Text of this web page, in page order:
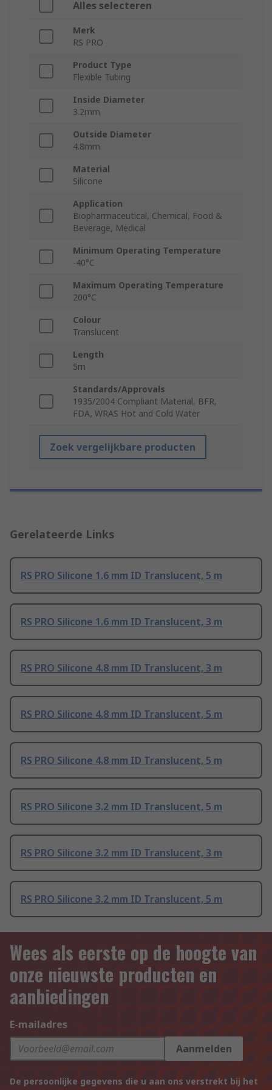
Alles selecteren
Merk
RS PRO
Product Type
Flexible Tubing
Inside Diameter
3.2mm
Outside Diameter
4.8mm
Material
Silicone
Application
Biopharmaceutical, Chemical, Food &
Beverage, Medical
Minimum Operating Temperature
-40°C
Maximum Operating Temperature
200°C
Colour
Translucent
Length
5m
Standards/Approvals
1935/2004 Compliant Material, BFR,
FDA, WRAS Hot and Cold Water
Zoek vergelijkbare producten
Gerelateerde Links
RS PRO Silicone 1.6 mm ID Translucent, 5 m
RS PRO Silicone 1.6 mm ID Translucent, 3 m
RS PRO Silicone 4.8 mm ID Translucent, 3 m
RS PRO Silicone 4.8 mm ID Translucent, 5 m
RS PRO Silicone 4.8 mm ID Translucent, 5 m
RS PRO Silicone 3.2 mm ID Translucent, 5 m
RS PRO Silicone 3.2 mm ID Translucent, 3 m
RS PRO Silicone 3.2 mm ID Translucent, 5 m
Wees als eerste op de hoogte van
onze nieuwste producten en
aanbiedingen
E-mailadres
Aanmelden
De persoonlijke gegevens die u aan ons verstrekt bij het